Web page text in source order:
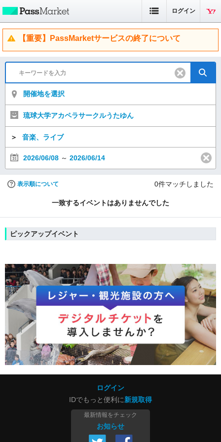
ログイン
【重要】PassMarketサービスの終了について
開催地を選択
琉球大学アカペラサークルうたゆん
＞ 音楽、ライブ
2026/06/08 ～ 2026/06/14
表示順について 0件マッチしました
一致するイベントはありませんでした
ピックアップイベント
ログイン
IDでもっと便利に新規取得
最新情報をチェック
お知らせ